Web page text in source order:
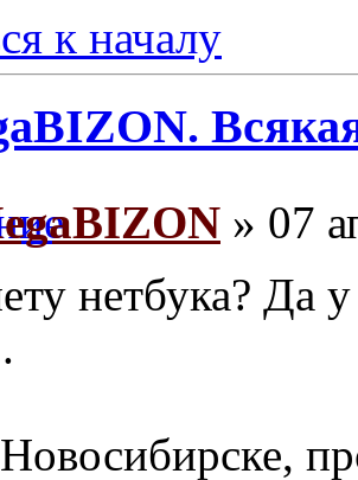
к началу
» 07
нетбука? Да